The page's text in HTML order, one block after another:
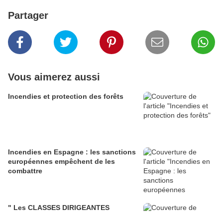
Partager
Vous aimerez aussi
Incendies et protection des forêts
Incendies en Espagne : les sanctions
européennes empêchent de les
combattre
" Les CLASSES DIRIGEANTES